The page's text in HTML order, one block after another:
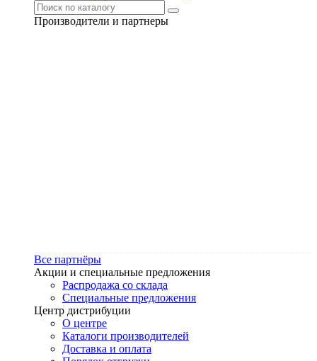
Производители и партнеры
Все партнёры
Акции и специальные предложения
Распродажа со склада
Специальные предложения
Центр дистрибуции
О центре
Каталоги производителей
Доставка и оплата